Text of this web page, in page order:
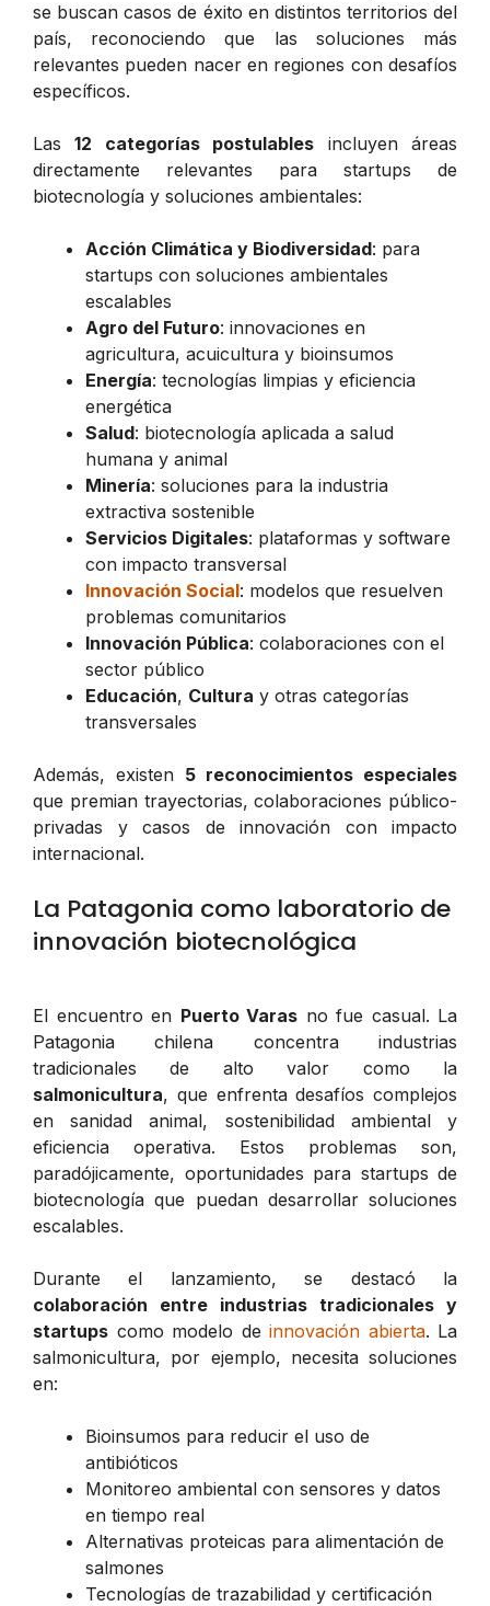
se buscan casos de éxito en distintos territorios del
país, reconociendo que las soluciones más
relevantes pueden nacer en regiones con desafíos
específicos.
Las12 categorías postulables incluyen áreas
directamente relevantes para startups de
biotecnología y soluciones ambientales:
Acción Climática y Biodiversidad: para
startups con soluciones ambientales
escalables
Agro del Futuro: innovaciones en
agricultura, acuicultura y bioinsumos
Energía: tecnologías limpias y eficiencia
energética
Salud: biotecnología aplicada a salud
humana y animal
Minería: soluciones para la industria
extractiva sostenible
Servicios Digitales: plataformas y software
con impacto transversal
Innovación Social: modelos que resuelven
problemas comunitarios
Innovación Pública: colaboraciones con el
sector público
Educación, Cultura y otras categorías
transversales
Además, existen 5 reconocimientos especiales
que premian trayectorias, colaboraciones público-
privadas y casos de innovación con impacto
internacional.
La Patagonia como laboratorio de
innovación biotecnológica
El encuentro en Puerto Varas no fue casual. La
Patagonia chilena concentra industrias
tradicionales de alto valor como la
salmonicultura, que enfrenta desafíos complejos
en sanidad animal, sostenibilidad ambiental y
eficiencia operativa. Estos problemas son,
paradójicamente, oportunidades para startups de
biotecnología que puedan desarrollar soluciones
escalables.
Durante el lanzamiento, se destacó la
colaboración entre industrias tradicionales y
startups como modelo de innovación abierta. La
salmonicultura, por ejemplo, necesita soluciones
en:
Bioinsumos para reducir el uso de
antibióticos
Monitoreo ambiental con sensores y datos
en tiempo real
Alternativas proteicas para alimentación de
salmones
Tecnologías de trazabilidad y certificación